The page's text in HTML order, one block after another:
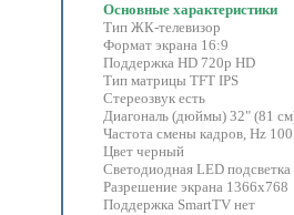
Основные характеристики
Тип ЖК-телевизор
Формат экрана 16:9
Поддержка HD 720p HD
Тип матрицы TFT IPS
Стереозвук есть
Диагональ (дюймы) 32" (81
Частота смены кадров, Hz 100
Цвет черный
Светодиодная LED
Разрешение экрана 1366x768
Поддержка SmartTV нет